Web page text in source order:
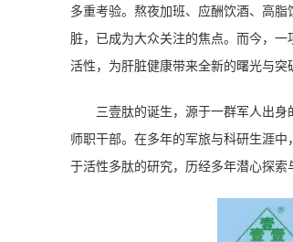
多重考验。熬夜加班、应酬饮酒、高
脏，已成为大众关注的焦点。而今，
活性，为肝脏健康带来全新的曙光与突
三壹肽的诞生，源于一群军人出
师职干部。在多年的军旅与科研生涯
于活性多肽的研究，历经多年潜心探索